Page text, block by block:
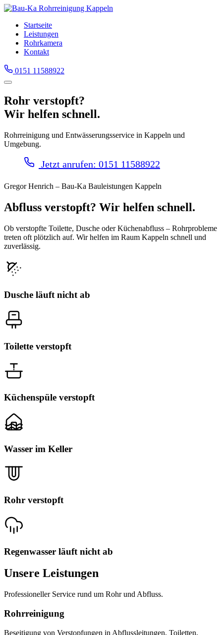
Startseite
Leistungen
Rohrkamera
Kontakt
0151 11588922
Rohr verstopft?
Wir helfen schnell.
Rohrreinigung und Entwässerungsservice in Kappeln und
Umgebung.
Jetzt anrufen: 0151 11588922
Gregor Henrich – Bau-Ka Bauleistungen Kappeln
Abfluss verstopft? Wir helfen schnell.
Ob verstopfte Toilette, Dusche oder Küchenabfluss – Rohrprobleme
treten oft plötzlich auf. Wir helfen im Raum Kappeln schnell und
zuverlässig.
Dusche läuft nicht ab
Toilette verstopft
Küchenspüle verstopft
Wasser im Keller
Rohr verstopft
Regenwasser läuft nicht ab
Unsere Leistungen
Professioneller Service rund um Rohr und Abfluss.
Rohrreinigung
Beseitigung von Verstopfungen in Abflussleitungen, Toiletten,